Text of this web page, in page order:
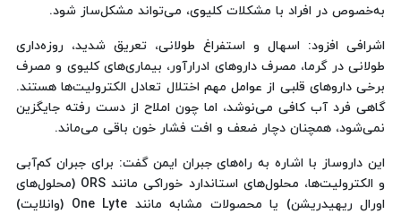
به‌خصوص در افراد با مشکلات کلیوی، می‌تواند مشکل‌ساز شود.
اشرافی افزود: اسهال و استفراغ طولانی، تعریق شدید، روزه‌داری
طولانی در گرما، مصرف داروهای ادرارآور، بیماری‌های کلیوی و مصرف
برخی داروهای قلبی از عوامل مهم اختلال تعادل الکترولیت‌ها هستند.
گاهی فرد آب کافی می‌نوشد، اما چون املاح از دست رفته جایگزین
نمی‌شود، همچنان دچار ضعف و افت فشار خون باقی می‌ماند.
این داروساز با اشاره به راه‌های جبران ایمن گفت: برای جبران کم‌آبی
و الکترولیت‌ها، محلول‌های استاندارد خوراکی مانند ORS (محلول‌های
اورال ریهیدریشن) یا محصولات مشابه مانند One Lyte (وانلایت)